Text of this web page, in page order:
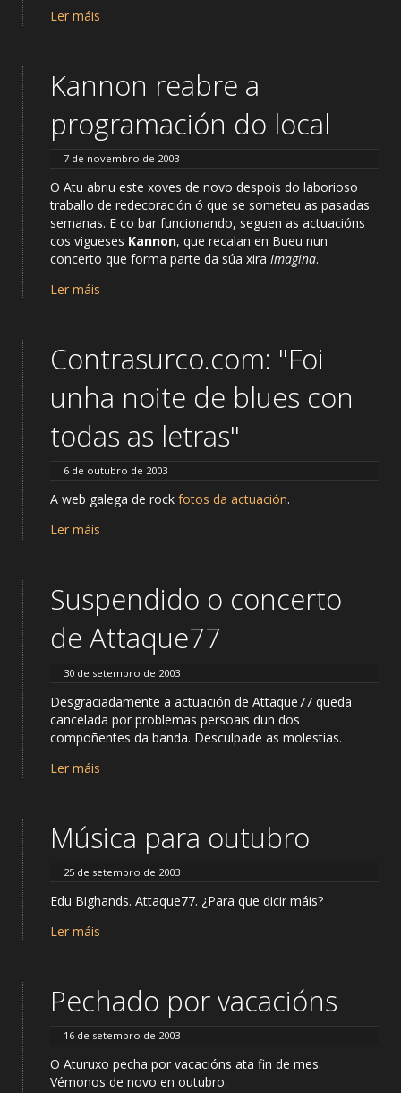
Ler máis
Kannon reabre a
programación do local
7 de novembro de 2003
O Atu abriu este xoves de novo despois do laborioso
traballo de redecoración ó que se someteu as pasadas
semanas. E co bar funcionando, seguen as actuacións
cos vigueses Kannon, que recalan en Bueu nun
concerto que forma parte da súa xira Imagina.
Ler máis
Contrasurco.com: "Foi
unha noite de blues con
todas as letras"
6 de outubro de 2003
A web galega de rock fotos da actuación.
Ler máis
Suspendido o concerto
de Attaque77
30 de setembro de 2003
Desgraciadamente a actuación de Attaque77 queda
cancelada por problemas persoais dun dos
compoñentes da banda. Desculpade as molestias.
Ler máis
Música para outubro
25 de setembro de 2003
Edu Bighands. Attaque77. ¿Para que dicir máis?
Ler máis
Pechado por vacacións
16 de setembro de 2003
O Aturuxo pecha por vacacións ata fin de mes.
Vémonos de novo en outubro.